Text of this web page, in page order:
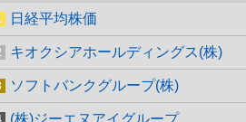
日経平均株価
キオクシアホールディングス(株)
ソフトバンクグループ(株)
(株)ジーエヌアイグループ